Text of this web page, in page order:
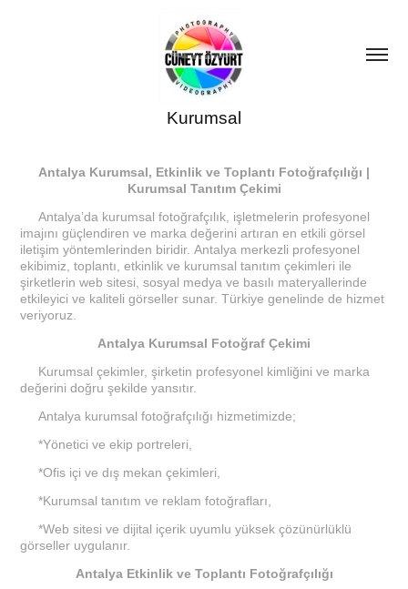
Kurumsal
Antalya Kurumsal, Etkinlik ve Toplantı Fotoğrafçılığı |
Kurumsal Tanıtım Çekimi
Antalya’da kurumsal fotoğrafçılık, işletmelerin profesyonel
imajını güçlendiren ve marka değerini artıran en etkili görsel
iletişim yöntemlerinden biridir. Antalya merkezli profesyonel
ekibimiz, toplantı, etkinlik ve kurumsal tanıtım çekimleri ile
şirketlerin web sitesi, sosyal medya ve basılı materyallerinde
etkileyici ve kaliteli görseller sunar. Türkiye genelinde de hizmet
veriyoruz.
Antalya Kurumsal Fotoğraf Çekimi
Kurumsal çekimler, şirketin profesyonel kimliğini ve marka
değerini doğru şekilde yansıtır.
Antalya kurumsal fotoğrafçılığı hizmetimizde;
*Yönetici ve ekip portreleri,
*Ofis içi ve dış mekan çekimleri,
*Kurumsal tanıtım ve reklam fotoğrafları,
*Web sitesi ve dijital içerik uyumlu yüksek çözünürlüklü
görseller uygulanır.
Antalya Etkinlik ve Toplantı Fotoğrafçılığı